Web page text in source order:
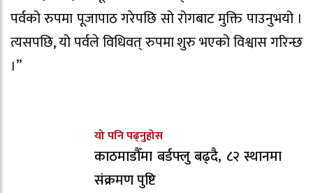
पर्वको रुपमा पूजापाठ गरेपछि सो रोगबाट मुक्ति पाउनुभयो ।
त्यसपछि, यो पर्वले विधिवत् रुपमा शुरु भएको विश्वास गरिन्छ
।”
यो पनि पढ्नुहोस
काठमाडौँमा बर्डफ्लु बढ्दै, ८२ स्थानमा
संक्रमण पुष्टि